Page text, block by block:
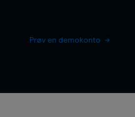
Prøv en demokonto